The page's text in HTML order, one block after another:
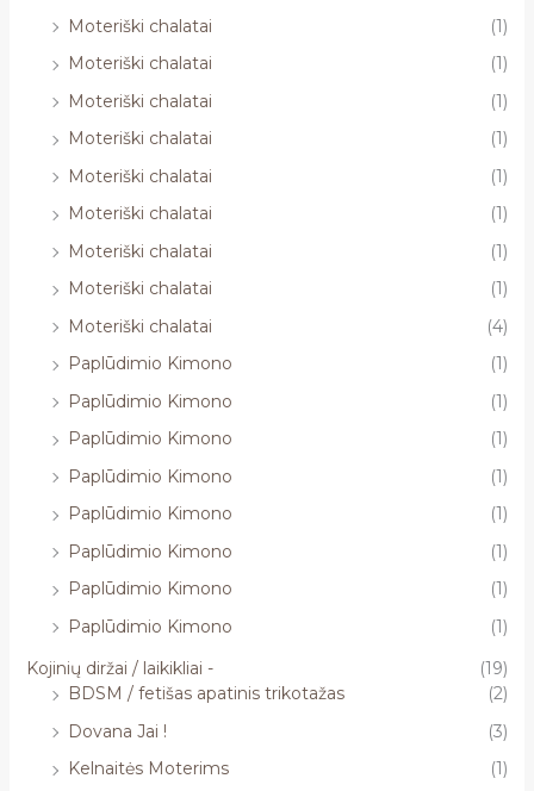
Moteriški chalatai
(1)
Moteriški chalatai
(1)
Moteriški chalatai
(1)
Moteriški chalatai
(1)
Moteriški chalatai
(1)
Moteriški chalatai
(1)
Moteriški chalatai
(1)
Moteriški chalatai
(1)
Moteriški chalatai
(4)
Paplūdimio Kimono
(1)
Paplūdimio Kimono
(1)
Paplūdimio Kimono
(1)
Paplūdimio Kimono
(1)
Paplūdimio Kimono
(1)
Paplūdimio Kimono
(1)
Paplūdimio Kimono
(1)
Paplūdimio Kimono
(1)
Kojinių diržai / laikikliai -
(19)
BDSM / fetišas apatinis trikotažas
(2)
Dovana Jai !
(3)
Kelnaitės Moterims
(1)